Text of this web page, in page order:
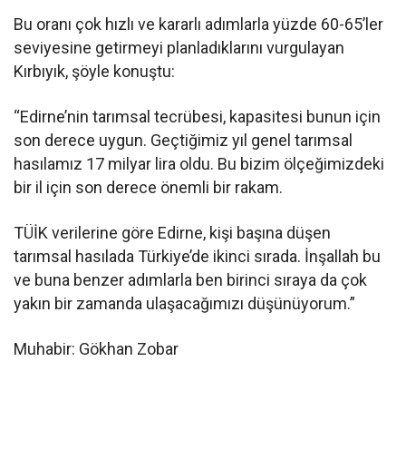
Bu oranı çok hızlı ve kararlı adımlarla yüzde 60-65’ler
seviyesine getirmeyi planladıklarını vurgulayan
Kırbıyık, şöyle konuştu:
“Edirne’nin tarımsal tecrübesi, kapasitesi bunun için
son derece uygun. Geçtiğimiz yıl genel tarımsal
hasılamız 17 milyar lira oldu. Bu bizim ölçeğimizdeki
bir il için son derece önemli bir rakam.
TÜİK verilerine göre Edirne, kişi başına düşen
tarımsal hasılada Türkiye’de ikinci sırada. İnşallah bu
ve buna benzer adımlarla ben birinci sıraya da çok
yakın bir zamanda ulaşacağımızı düşünüyorum.”
Muhabir: Gökhan Zobar